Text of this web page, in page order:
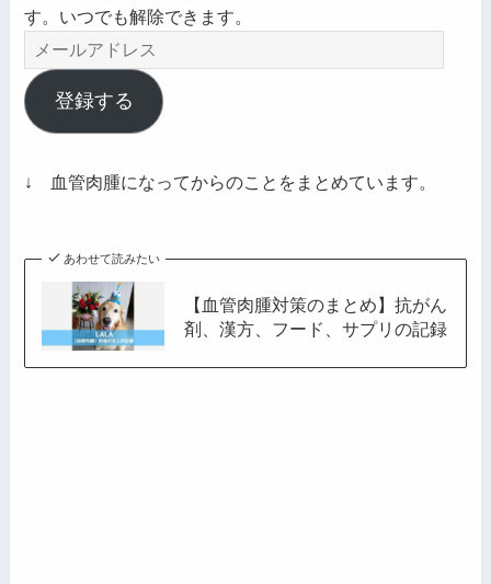
す。いつでも解除できます。
メ
ー
ル
ア
レ
登録する
↓ 血管肉腫になってからのことをまとめています。
あわせて読みたい
【血管肉腫対策のまとめ】抗がん
剤、漢方、フード、サプリの記録